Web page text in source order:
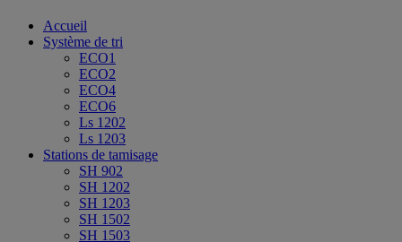
Accueil
Système de tri
ECO1
ECO2
ECO4
ECO6
Ls 1202
Ls 1203
Stations de tamisage
SH 902
SH 1202
SH 1203
SH 1502
SH 1503